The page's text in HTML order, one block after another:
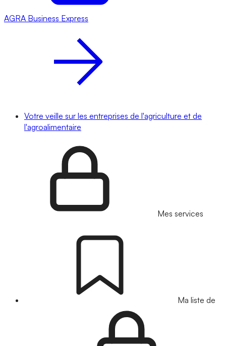
AGRA Business Express
Votre veille sur les entreprises de l'agriculture et de
l'agroalimentaire
Mes services
Ma liste de